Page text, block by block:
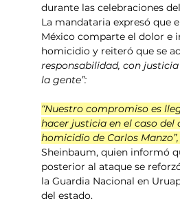
durante las celebraciones
La mandataria expresó que
México comparte el dolor e
homicidio y reiteró que se
responsabilidad, con
la gente”:
“Nuestro compromiso es
hacer justicia en el caso del
homicidio de Carlos
Sheinbaum, quien informó
posterior al ataque se
la Guardia Nacional en
del estado.